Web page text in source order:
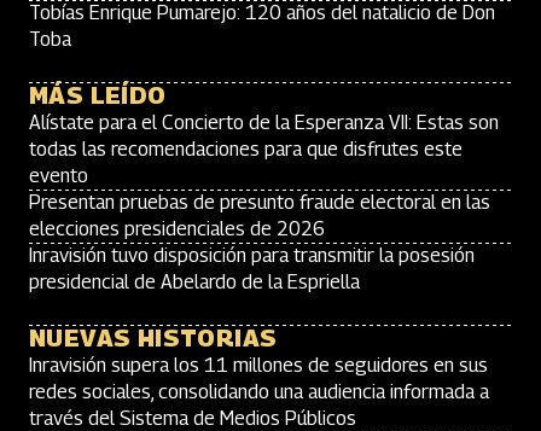
Tobías Enrique Pumarejo: 120 años del natalicio de Don
Toba
MÁS LEÍDO
Alístate para el Concierto de la Esperanza VII: Estas son
todas las recomendaciones para que disfrutes este
evento
Presentan pruebas de presunto fraude electoral en las
elecciones presidenciales de 2026
Inravisión tuvo disposición para transmitir la posesión
presidencial de Abelardo de la Espriella
NUEVAS HISTORIAS
Inravisión supera los 11 millones de seguidores en sus
redes sociales, consolidando una audiencia informada a
través del Sistema de Medios Públicos